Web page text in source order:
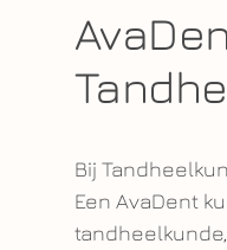
Bij
Een AvaDent